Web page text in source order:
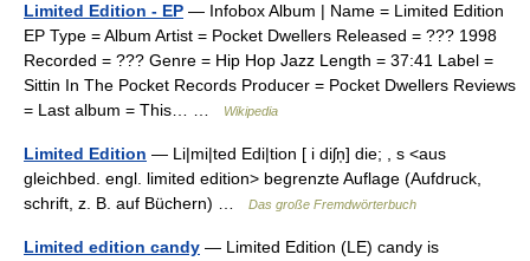
Limited Edition - EP — Infobox Album | Name = Limited Edition
EP Type = Album Artist = Pocket Dwellers Released = ??? 1998
Recorded = ??? Genre = Hip Hop Jazz Length = 37:41 Label =
Sittin In The Pocket Records Producer = Pocket Dwellers Reviews
= Last album = This… …
Wikipedia
Limited Edition — Li|mi|ted Edi|tion [ i diʃn̩] die; , s <aus
gleichbed. engl. limited edition> begrenzte Auflage (Aufdruck,
schrift, z. B. auf Büchern) …
Das große Fremdwörterbuch
Limited edition candy — Limited Edition (LE) candy is